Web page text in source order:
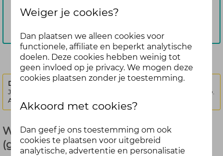
Inloggen
Deze discussie is vergrendeld.
Je kunt geen nieuwe antwoorden meer posten bij deze discussie.
Als je een vraag hebt, kun je een nieuwe discussie starten
Wat is jouw gezonde gewoonte? - Mei
(gesloten)
Weiger je cookies?
Dan plaatsen we alleen cookies voor
functionele, affiliate en beperkt analytische
doelen. Deze cookies hebben weinig tot
geen invloed op je privacy. We mogen deze
cookies plaatsen zonder je toestemming.
Akkoord met cookies?
Dan geef je ons toestemming om ook
cookies te plaatsen voor uitgebreid
analytische, advertentie en personalisatie